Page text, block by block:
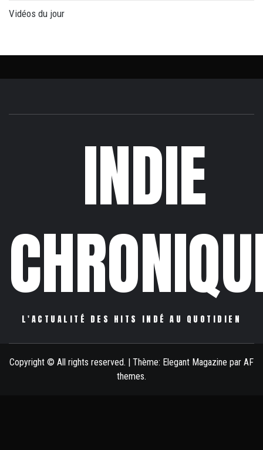
Vidéos du jour
INDIE
L'ACTUALITÉ DES HITS INDÉ AU QUOTIDIEN
Copyright © All rights reserved. Thème: Elegant Magazine par AF
themes.